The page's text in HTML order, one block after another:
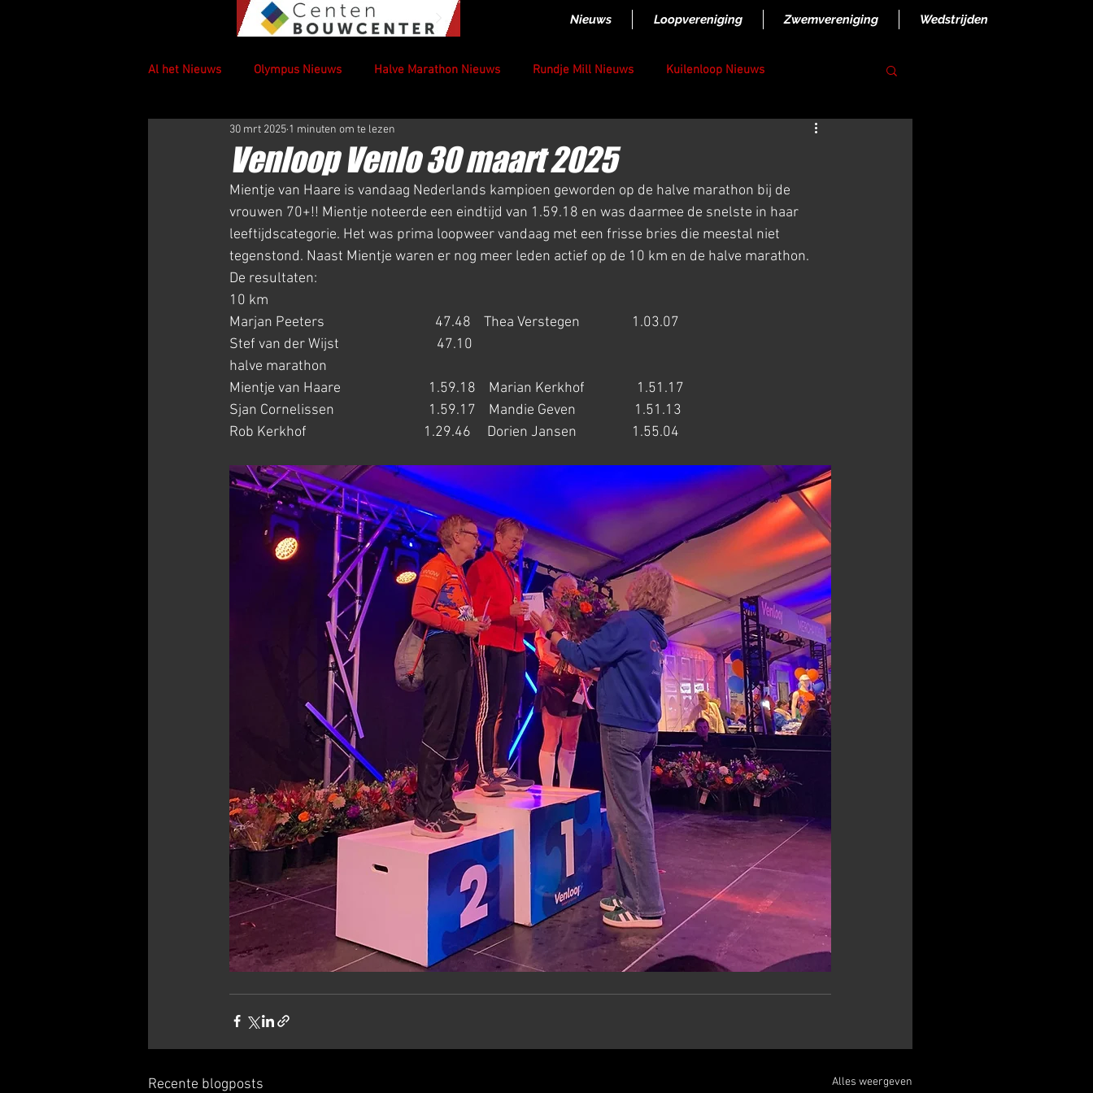
Nieuws Loopvereniging Zwemvereniging Wedstrijden
Al het Nieuws Olympus Nieuws Halve Marathon Nieuws Rundje Mill Nieuws Kuilenloop Nieuws
Venloop Venlo 30 maart 2025
30 mrt 2025 1 minuten om te lezen
Mientje van Haare is vandaag Nederlands kampioen geworden op de halve marathon bij de
vrouwen 70+!! Mientje noteerde een eindtijd van 1.59.18 en was daarmee de snelste in haar
leeftijdscategorie. Het was prima loopweer vandaag met een frisse bries die meestal niet
tegenstond. Naast Mientje waren er nog meer leden actief op de 10 km en de halve marathon.
De resultaten:
10 km
Marjan Peeters                                  47.48    Thea Verstegen                1.03.07
Stef van der Wijst                              47.10
halve marathon
Mientje van Haare                           1.59.18    Marian Kerkhof                1.51.17
Sjan Cornelissen                             1.59.17    Mandie Geven                  1.51.13
Rob Kerkhof                                    1.29.46     Dorien Jansen                 1.55.04
Recente blogposts Alles weergeven